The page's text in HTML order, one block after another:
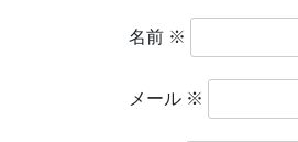
名前 ※
メール ※